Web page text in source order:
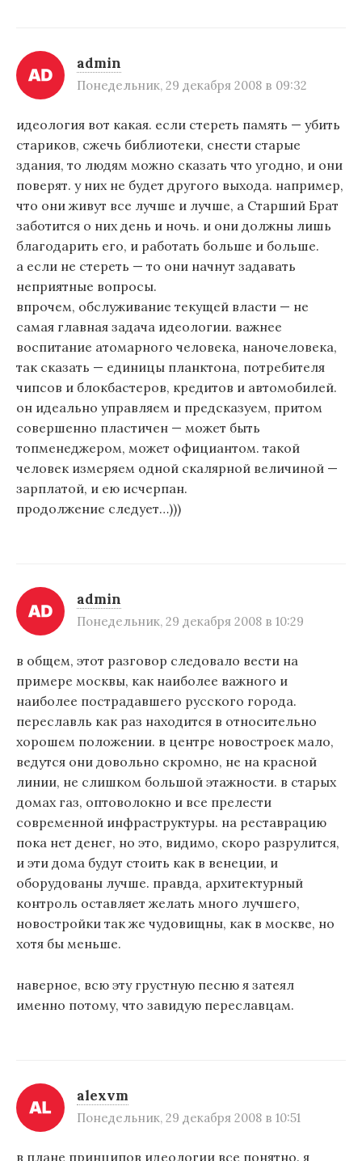
admin
Понедельник, 29 декабря 2008 в 09:32
идеология вот какая. если стереть память — убить
стариков, сжечь библиотеки, снести старые
здания, то людям можно сказать что угодно, и они
поверят. у них не будет другого выхода. например,
что они живут все лучше и лучше, а Старший Брат
заботится о них день и ночь. и они должны лишь
благодарить его, и работать больше и больше.
а если не стереть — то они начнут задавать
неприятные вопросы.
впрочем, обслуживание текущей власти — не
самая главная задача идеологии. важнее
воспитание атомарного человека, наночеловека,
так сказать — единицы планктона, потребителя
чипсов и блокбастеров, кредитов и автомобилей.
он идеально управляем и предсказуем, притом
совершенно пластичен — может быть
топменеджером, может официантом. такой
человек измеряем одной скалярной величиной —
зарплатой, и ею исчерпан.
продолжение следует…)))
admin
Понедельник, 29 декабря 2008 в 10:29
в общем, этот разговор следовало вести на
примере москвы, как наиболее важного и
наиболее пострадавшего русского города.
переславль как раз находится в относительно
хорошем положении. в центре новостроек мало,
ведутся они довольно скромно, не на красной
линии, не слишком большой этажности. в старых
домах газ, оптоволокно и все прелести
современной инфраструктуры. на реставрацию
пока нет денег, но это, видимо, скоро разрулится,
и эти дома будут стоить как в венеции, и
оборудованы лучше. правда, архитектурный
контроль оставляет желать много лучшего,
новостройки так же чудовищны, как в москве, но
хотя бы меньше.
наверное, всю эту грустную песню я затеял
именно потому, что завидую переславцам.
alexvm
Понедельник, 29 декабря 2008 в 10:51
в плане принципов идеологии все понятно. я